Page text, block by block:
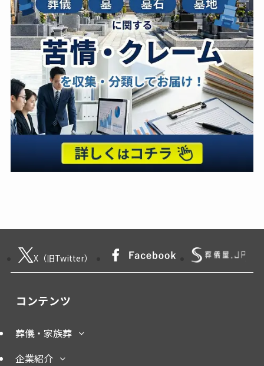
X（旧Twitter）
コンテンツ
葬儀・家族葬
企業紹介